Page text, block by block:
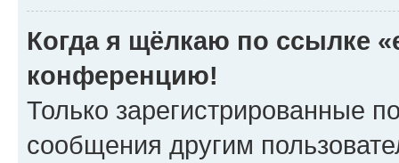
Когда я щёлкаю по ссылке
конференцию!
Только зарегистрированные
сообщения другим